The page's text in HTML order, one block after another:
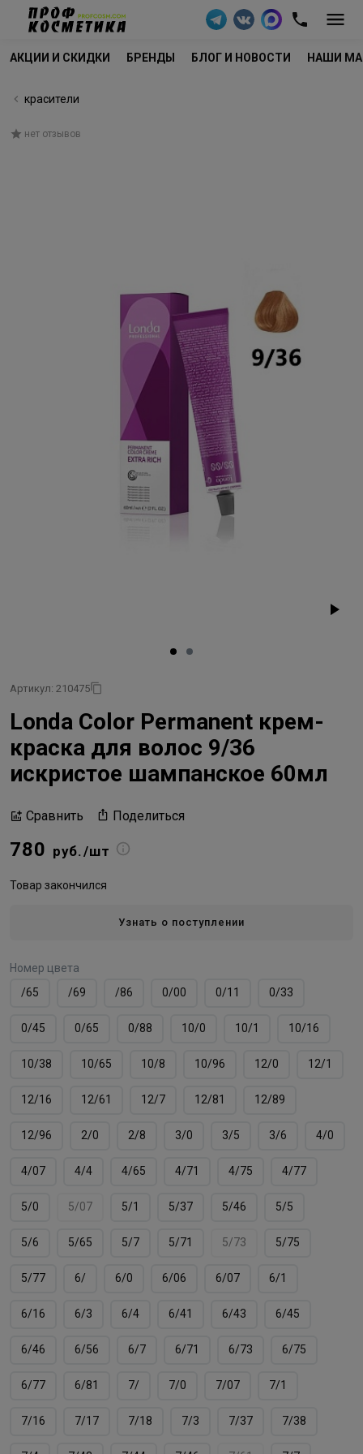
АКЦИИ И СКИДКИ БРЕНДЫ БЛОГ И НОВОСТИ НАШИ
красители
нет отзывов
Артикул: 210475
Londa Color Permanent крем-
краска для волос 9/36
искристое шампанское 60мл
Сравнить Поделиться
780 руб./шт
Товар закончился
Узнать о поступлении
Номер цвета
/65
/69 /86 0/00 0/11 0/33
0/45 0/65 0/88 10/0 10/1 10/16
10/38 10/65 10/8 10/96 12/0 12/1
12/16 12/61 12/7 12/81 12/89
12/96 2/0 2/8 3/0 3/5 3/6 4/0
4/07 4/4 4/65 4/71 4/75 4/77
5/0 5/07 5/1 5/37 5/46 5/5
5/6 5/65 5/7 5/71 5/73 5/75
5/77 6/ 6/0 6/06 6/07 6/1
6/16 6/3 6/4 6/41 6/43 6/45
6/46 6/56 6/7 6/71 6/73 6/75
6/77 6/81 7/ 7/0 7/07 7/1
7/16 7/17 7/18 7/3 7/37 7/38